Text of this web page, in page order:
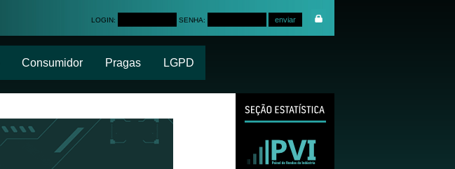
LOGIN: SENHA:
Consumidor Pragas LGPD